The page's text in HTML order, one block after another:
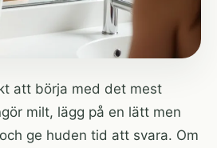
att börja med det mest
milt, lägg på en lätt men
ge huden tid att svara. Om